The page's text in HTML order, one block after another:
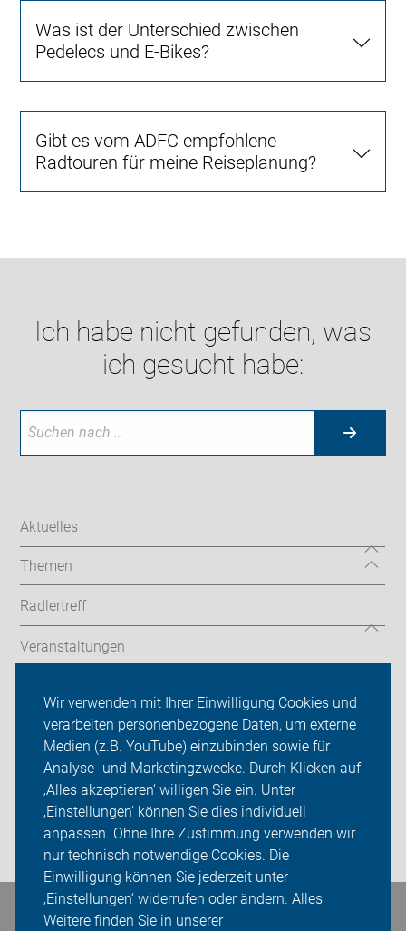
Wir verwenden mit Ihrer Einwilligung Cookies und
verarbeiten personenbezogene Daten, um externe
Medien (z.B. YouTube) einzubinden sowie für
Analyse- und Marketingzwecke. Durch Klicken auf
‚Alles akzeptieren‘ willigen Sie ein. Unter
‚Einstellungen‘ können Sie dies individuell
anpassen. Ohne Ihre Zustimmung verwenden wir
nur technisch notwendige Cookies. Die
Einwilligung können Sie jederzeit unter
‚Einstellungen‘ widerrufen oder ändern. Alles
Weitere finden Sie in unserer
Was ist der Unterschied zwischen
Pedelecs und E-Bikes?
Gibt es vom ADFC empfohlene
Radtouren für meine Reiseplanung?
Ich habe nicht gefunden, was
ich gesucht habe:
Aktuelles
Themen
Radlertreff
Veranstaltungen
ADFC Landsberg am Lech
Sei dabei
Presse
Login
Bleiben Sie in Kontakt